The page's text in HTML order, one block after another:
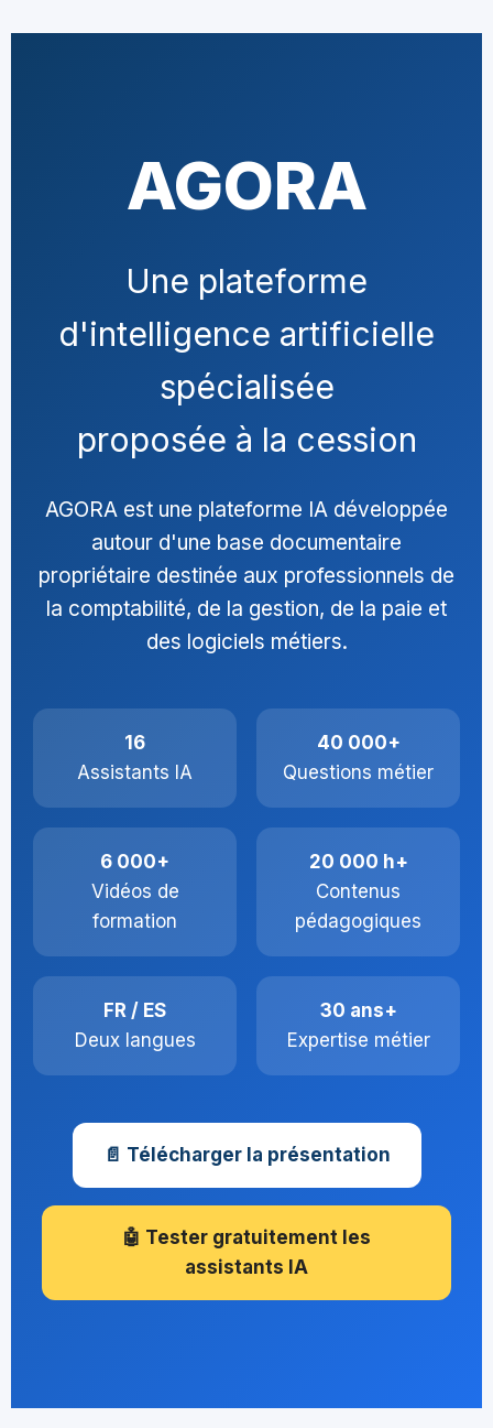
AGORA
Une plateforme
d'intelligence artificielle
spécialisée
proposée à la cession
AGORA est une plateforme IA développée
autour d'une base documentaire
propriétaire destinée aux professionnels de
la comptabilité, de la gestion, de la paie et
des logiciels métiers.
16
Assistants IA
40 000+
Questions métier
6 000+
Vidéos de
formation
20 000 h+
Contenus
pédagogiques
FR / ES
Deux langues
30 ans+
Expertise métier
📄 Télécharger la présentation
🤖 Tester gratuitement les
assistants IA